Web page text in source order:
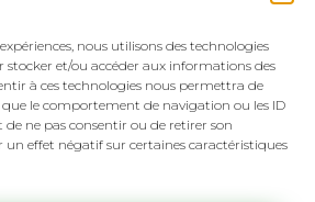
nous utilisons des technologies
stocker et/ou accéder aux informations des
à ces technologies nous permettra de
que le comportement de navigation ou les ID
de ne pas consentir ou de retirer son
effet négatif sur certaines caractéristiques